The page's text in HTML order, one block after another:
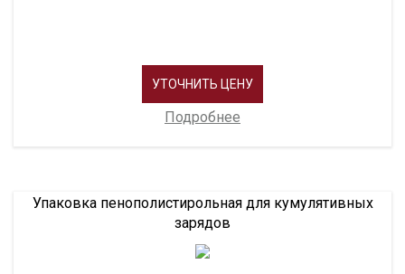
УТОЧНИТЬ ЦЕНУ
Подробнее
Упаковка пенополистирольная для кумулятивных
зарядов